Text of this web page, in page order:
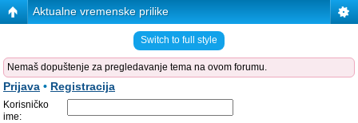
Aktualne vremenske prilike
Switch to full style
Nemaš dopuštenje za pregledavanje tema na ovom forumu.
Prijava • Registracija
Korisničko
ime: